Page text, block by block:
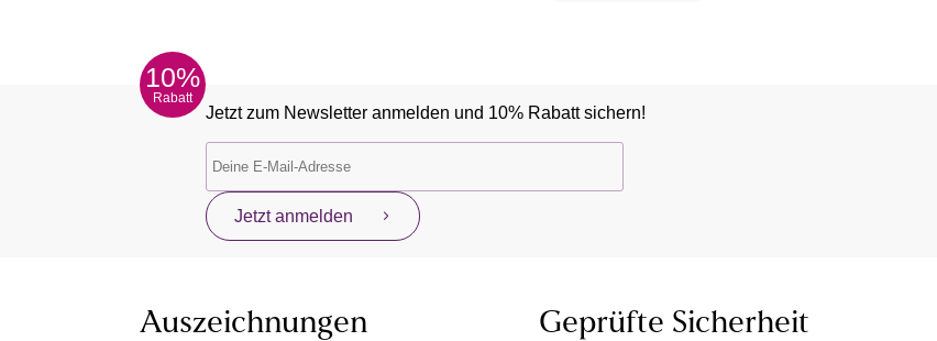
10%
Rabatt
Jetzt zum Newsletter anmelden und 10% Rabatt sichern!
Jetzt anmelden
Auszeichnungen Geprüfte Sicherheit